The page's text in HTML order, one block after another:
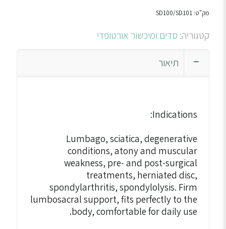
מק"ט: SD100/SD101
קטגוריה: סדים ומיכשור אורטופדי
תיאור
Indications:
Lumbago, sciatica, degenerative
conditions, atony and muscular
weakness, pre- and post-surgical
treatments, herniated disc,
spondylarthritis, spondylolysis. Firm
lumbosacral support, fits perfectly to the
body, comfortable for daily use.